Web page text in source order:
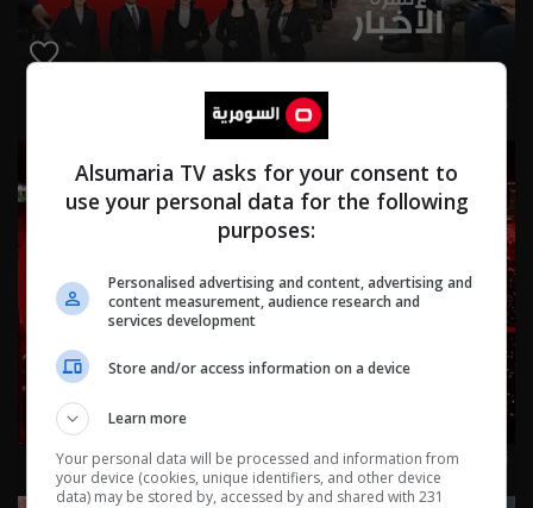
Alsumaria TV asks for your consent to
use your personal data for the following
purposes:
Personalised advertising and content, advertising and
content measurement, audience research and
services development
Store and/or access information on a device
Learn more
Your personal data will be processed and information from
your device (cookies, unique identifiers, and other device
data) may be stored by, accessed by and shared with 231